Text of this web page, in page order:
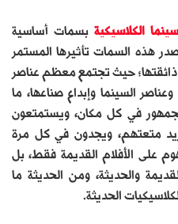
الكلاسيكيةبسمات أساسية
هذه السمات تأثيرها المستمر
ذائقتها؛ حيث تجتمع معظم عناصر
السينما وإبداع صناعها، ما
في كل مكان، ويستمتعون
متعتهم، ويجدون في كل مرة
على الأفلام القديمة فقط، بل
والحديثة، ومن الحديثة ما
الحديثة.